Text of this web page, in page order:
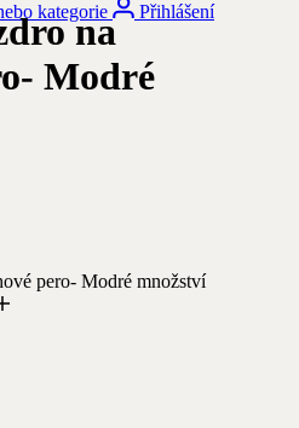
kategorie Přihlášení
na
Modré
pero- Modré množství